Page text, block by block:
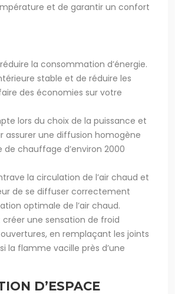
et de garantir un confort
la consommation d’énergie.
stable et de réduire les
des économies sur votre
lors du choix de la puissance et
une diffusion homogène
chauffage d’environ 2000
la circulation de l’air chaud et
de se diffuser correctement
optimale de l’air chaud.
une sensation de froid
en remplaçant les joints
la flamme vacille près d’une
D’ESPACE